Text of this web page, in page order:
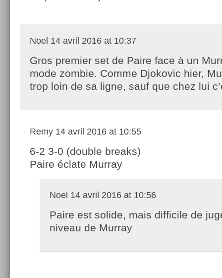
Noel 14 avril 2016 at 10:37
Gros premier set de Paire face à un
mode zombie. Comme Djokovic hier,
trop loin de sa ligne, sauf que chez lui
Remy 14 avril 2016 at 10:55
6-2 3-0 (double breaks)
Paire éclate Murray
Noel 14 avril 2016 at 10:56
Paire est solide, mais difficile de
niveau de Murray